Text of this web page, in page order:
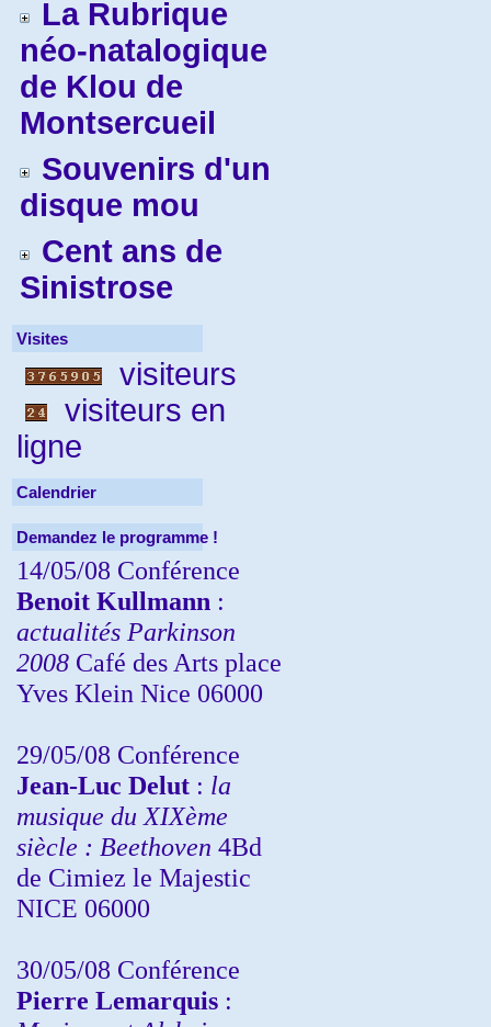
La Rubrique
néo-natalogique
de Klou de
Montsercueil
Souvenirs d'un
disque mou
Cent ans de
Sinistrose
Visites
visiteurs
visiteurs en
ligne
Calendrier
Demandez le programme !
14/05/08 Conférence
Benoit Kullmann :
actualités Parkinson
2008 Café des Arts place
Yves Klein Nice 06000
29/05/08 Conférence
Jean-Luc Delut : la
musique du XIXème
siècle : Beethoven 4Bd
de Cimiez le Majestic
NICE 06000
30/05/08 Conférence
Pierre Lemarquis :